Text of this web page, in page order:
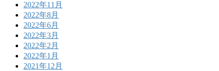
2022年11月
2022年8月
2022年6月
2022年3月
2022年2月
2022年1月
2021年12月